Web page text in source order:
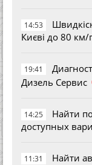
14:53
Києві до 80 км/
19:41
Дизель Сервис
14:25
Найти
доступных
11:31
Найти